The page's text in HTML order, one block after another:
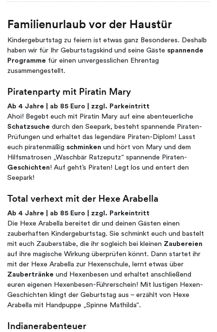
Familienurlaub vor der Haustür
Kindergeburtstag zu feiern ist etwas ganz Besonderes. Deshalb
haben wir für Ihr Geburtstagskind und seine Gäste spannende
Programme für einen unvergesslichen Ehrentag
zusammengestellt.
Piratenparty mit Piratin Mary
Ab 4 Jahre | ab 85 Euro | zzgl. Parkeintritt
Ahoi! Begebt euch mit Piratin Mary auf eine abenteuerliche
Schatzsuche durch den Seepark, besteht spannende Piraten-
Prüfungen und erhaltet das legendäre Piraten-Diplom! Lasst
euch piratenmäßig schminken und hört von Mary und dem
Hilfsmatrosen „Waschbär Ratzeputz“ spannende Piraten-
Geschichten! Auf geht’s Piraten! Legt los und entert den
Seepark!
Total verhext mit der Hexe Arabella
Ab 4 Jahre | ab 85 Euro | zzgl. Parkeintritt
Die Hexe Arabella bereitet dir und deinen Gästen einen
zauberhaften Kindergeburtstag. Sie schminkt euch und bastelt
mit euch Zauberstäbe, die ihr sogleich bei kleinen Zaubereien
auf ihre magische Wirkung überprüfen könnt. Dann startet ihr
mit der Hexe Arabella zur Hexenschule, lernt etwas über
Zaubertränke und Hexenbesen und erhaltet anschließend
euren eigenen Hexenbesen-Führerschein! Mit lustigen Hexen-
Geschichten klingt der Geburtstag aus – erzählt von Hexe
Arabella mit Handpuppe „Spinne Mathilda“.
Indianerabenteuer